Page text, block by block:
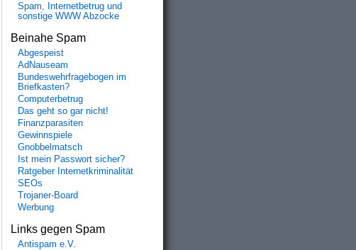
Spam, Internetbetrug und
sonstige WWW Abzocke
Beinahe Spam
Abgespeist
AdNauseam
Bundeswehrfragebogen im
Briefkasten?
Computerbetrug
Das geht so gar nicht!
Finanzparasiten
Gewinnspiele
Gnobbelmatsch
Ist mein Passwort sicher?
Ratgeber Internetkriminalität
SEOs
Trojaner-Board
Werbung
Links gegen Spam
Antispam e.V.